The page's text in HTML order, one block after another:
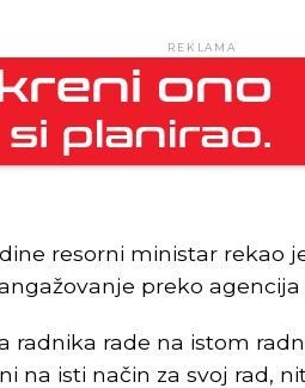
REKLAMA
resorni ministar rekao
preko
radnika rade na istom
na isti način za svoj rad,